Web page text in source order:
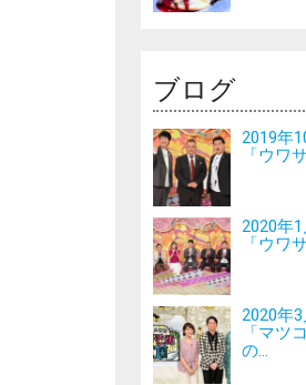
ブログ
2019年
「ウワ
2020年
「ウワ
2020年
「マツ
の...